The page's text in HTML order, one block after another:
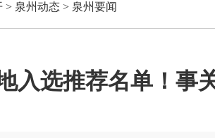
> 泉州动态 > 泉州要闻
入选推荐名单！事